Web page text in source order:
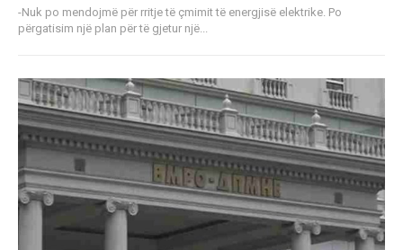
-Nuk po mendojmë për rritje të çmimit të energjisë elektrike. Po
përgatisim një plan për të gjetur një...